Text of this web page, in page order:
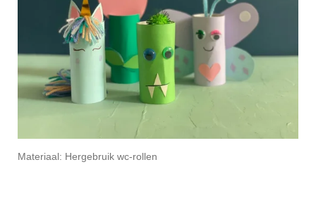
Materiaal: Hergebruik wc-rollen